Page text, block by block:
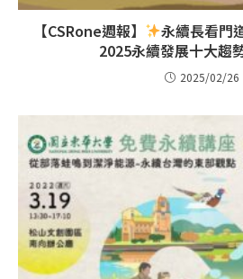
【CSRone週報】 永續長看門
2025永續發展十大趨
2025/02/26